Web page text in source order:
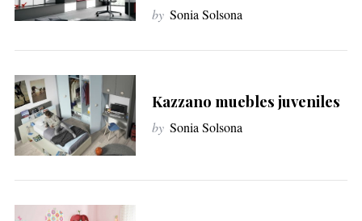
by Sonia Solsona
Kazzano muebles juveniles
by Sonia Solsona